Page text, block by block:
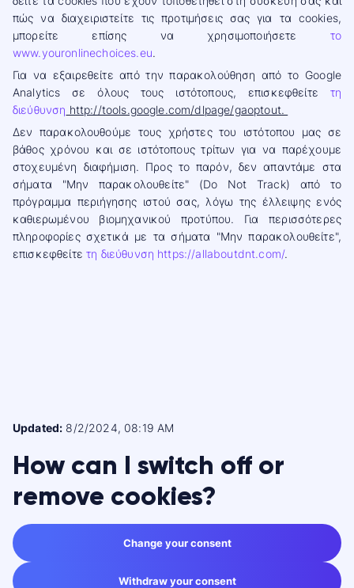
πώς να διαχειριστείτε τις προτιμήσεις σας για τα cookies,
μπορείτε επίσης να χρησιμοποιήσετε το
www.youronlinechoices.eu.
Για να εξαιρεθείτε από την παρακολούθηση από το Google
Analytics σε όλους τους ιστότοπους, επισκεφθείτε τη
διεύθυνση http://tools.google.com/dlpage/gaoptout.
Δεν παρακολουθούμε τους χρήστες του ιστότοπου μας σε
βάθος χρόνου και σε ιστότοπους τρίτων για να παρέχουμε
στοχευμένη διαφήμιση. Προς το παρόν, δεν απαντάμε στα
σήματα "Μην παρακολουθείτε" (Do Not Track) από το
πρόγραμμα περιήγησης ιστού σας, λόγω της έλλειψης ενός
καθιερωμένου βιομηχανικού προτύπου. Για περισσότερες
πληροφορίες σχετικά με τα σήματα "Μην παρακολουθείτε",
επισκεφθείτετη διεύθυνση https://allaboutdnt.com/.
Updated: 8/2/2024, 08:19 AM
How can I switch off or
remove cookies?
Change your consent
Withdraw your consent